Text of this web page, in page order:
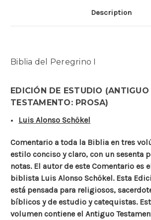
Description
Biblia del Peregrino I
EDICIÓN DE ESTUDIO (ANTIGUO
TESTAMENTO: PROSA)
Luis Alonso Schökel
Comentario a toda la Biblia en tres
estilo conciso y claro, con un sesenta
notas. El autor de este Comentario es
biblista Luis Alonso Schökel. Esta
está pensada para religiosos,
bíblicos y de estudio y catequistas.
volumen contiene el Antiguo